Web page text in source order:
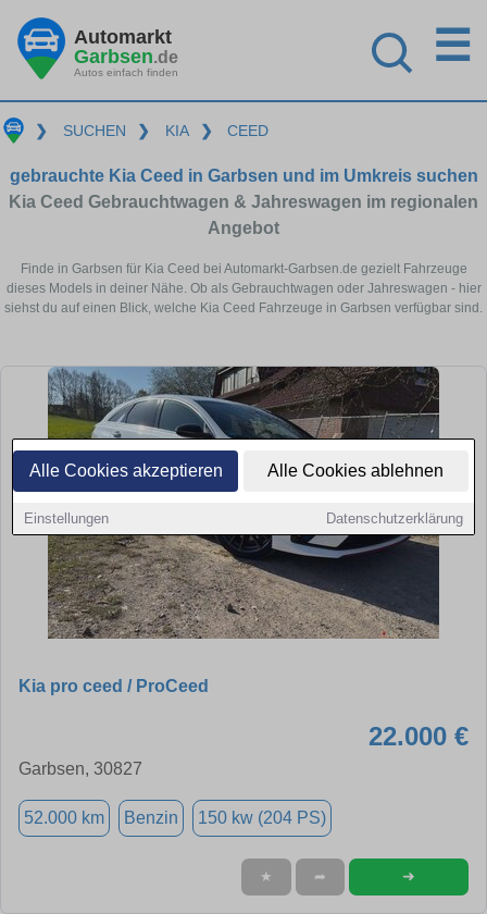
Alle Cookies akzeptieren Alle Cookies ablehnen
Einstellungen Datenschutzerklärung
Automarkt
Garbsen.de
Autos einfach finden
☰
❯ SUCHEN ❯ KIA ❯ CEED
gebrauchte Kia Ceed in Garbsen und im Umkreis suchen
Kia Ceed Gebrauchtwagen & Jahreswagen im regionalen
Angebot
Finde in Garbsen für Kia Ceed bei Automarkt-Garbsen.de gezielt Fahrzeuge
dieses Models in deiner Nähe. Ob als Gebrauchtwagen oder Jahreswagen - hier
siehst du auf einen Blick, welche Kia Ceed Fahrzeuge in Garbsen verfügbar sind.
Kia pro ceed / ProCeed
22.000 €
Garbsen, 30827
52.000 km Benzin 150 kw (204 PS)
★ ➦ ➜